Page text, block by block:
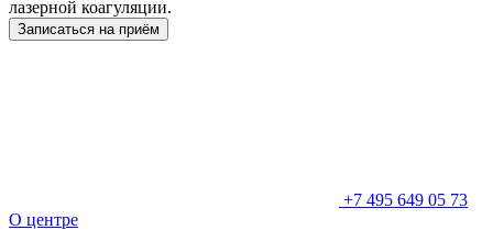
лазерной коагуляции.
Записаться на приём
+7 495 649 05 73
О центре